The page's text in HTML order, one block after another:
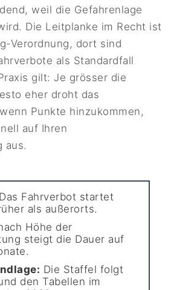
weil die Gefahrenlage
Die Leitplanke im Recht ist
Verordnung, dort sind
als Standardfall
gilt: Je grösser die
eher droht das
Punkte hinzukommen,
auf Ihren
aus.
Das Fahrverbot startet
als außerorts.
Höhe der
steigt die Dauer auf
Die Staffel folgt
den Tabellen im